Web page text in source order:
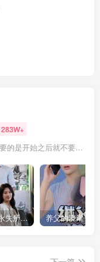
283W+
无论你在什么时候开始，重要的是开始之后就不要停止
假戏真做后他永失所爱（60集）程澄＆杨珞仟